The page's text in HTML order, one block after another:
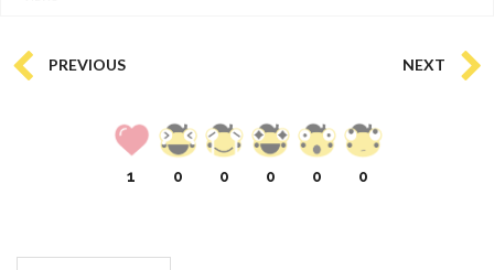
PREVIOUS NEXT
1 0 0 0 0 0